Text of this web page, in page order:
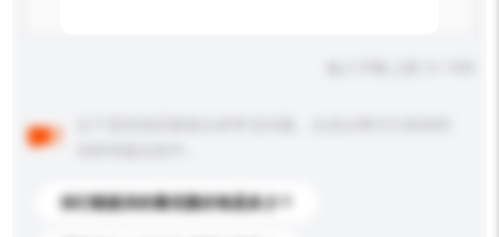
你们能提供的最优惠价格是多少？